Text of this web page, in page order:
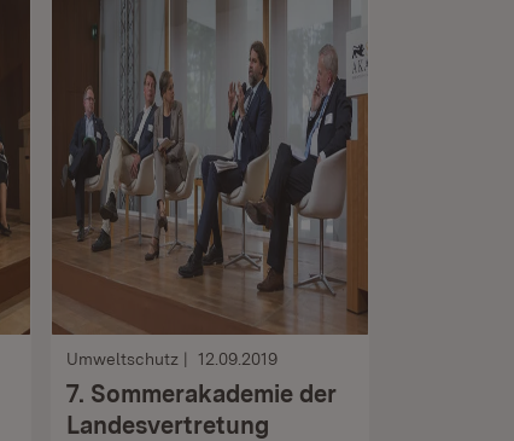
Umweltschutz 12.09.2019
7. Sommerakademie der
Landesvertretung